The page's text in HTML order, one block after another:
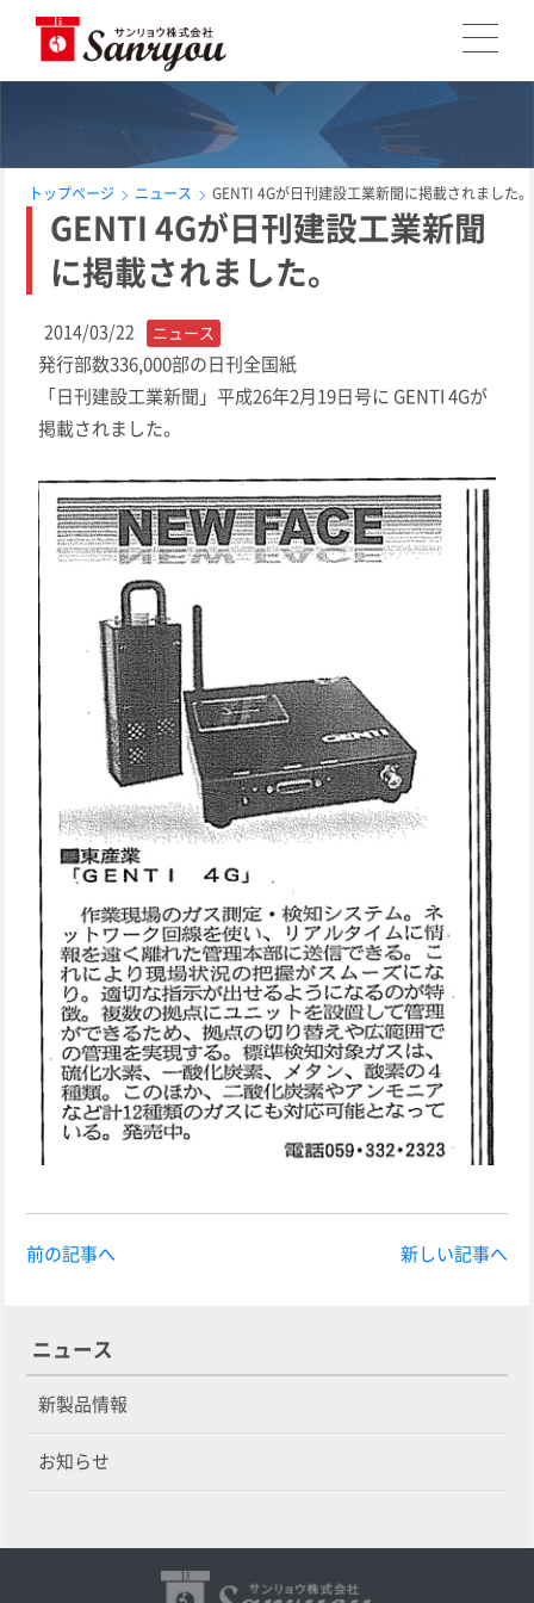
トップページ ニュース GENTI 4Gが日刊建設工業新聞に掲載されました。
GENTI 4Gが日刊建設工業新聞
に掲載されました。
2014/03/22 ニュース
発行部数336,000部の日刊全国紙
「日刊建設工業新聞」平成26年2月19日号に GENTI 4Gが
掲載されました。
前の記事へ 新しい記事へ
ニュース
新製品情報
お知らせ